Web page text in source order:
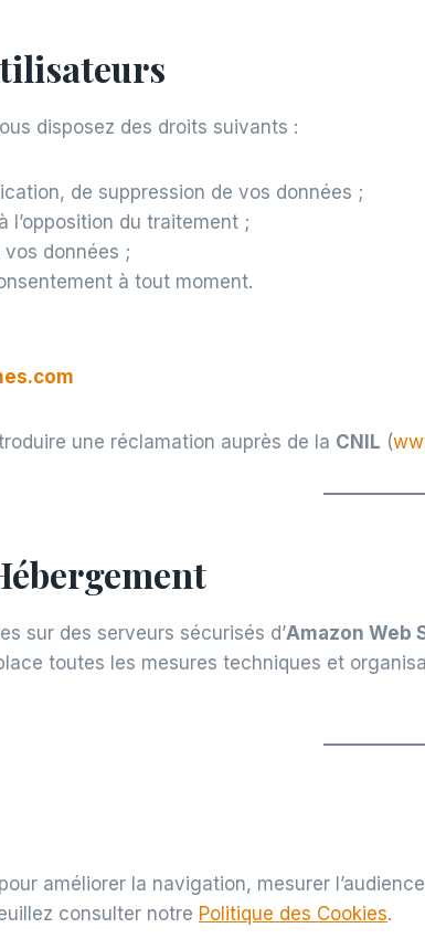
disposez des droits suivants :
de suppression de vos données ;
l’opposition du traitement ;
données ;
à tout moment.
une réclamation auprès de la CNIL (
sur des serveurs sécurisés d’Amazon Web
place toutes les mesures techniques et
améliorer la navigation, mesurer
consulter notre Politique des Cookies.